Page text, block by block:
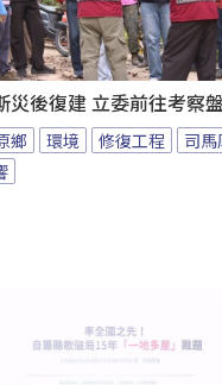
災後復建 立委前往考察
鄉 環境 修復工程
司